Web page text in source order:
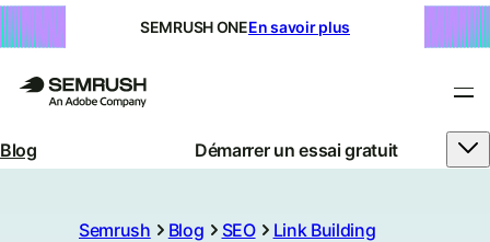
SEMRUSH ONEEn savoir plus
Blog Démarrer un essai gratuit
Semrush Blog SEO Link Building